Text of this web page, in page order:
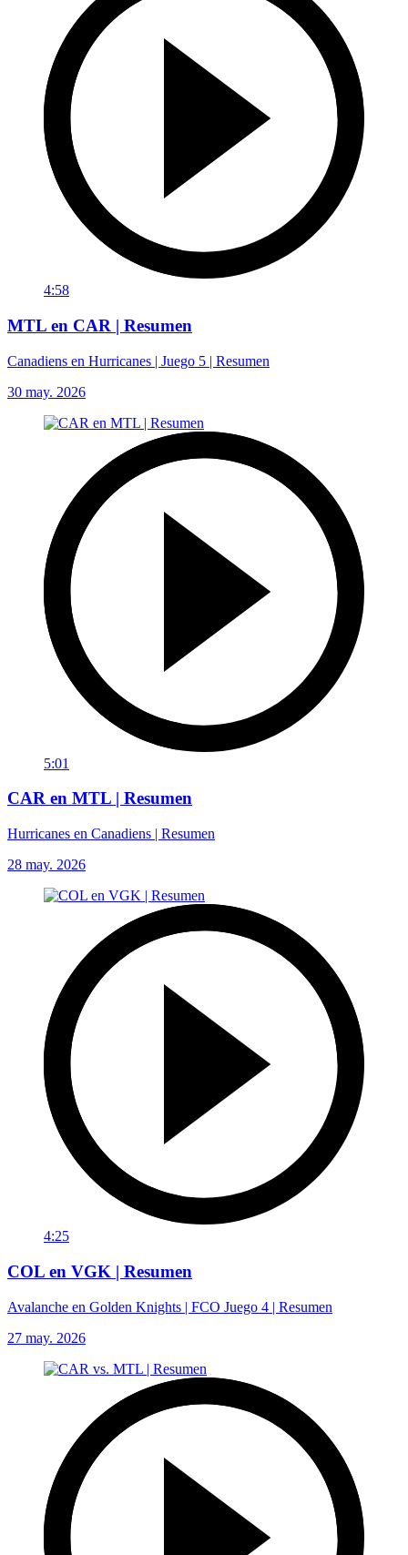
4:58
MTL en CAR | Resumen
Canadiens en Hurricanes | Juego 5 | Resumen
30 may. 2026
5:01
CAR en MTL | Resumen
Hurricanes en Canadiens | Resumen
28 may. 2026
4:25
COL en VGK | Resumen
Avalanche en Golden Knights | FCO Juego 4 | Resumen
27 may. 2026